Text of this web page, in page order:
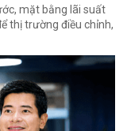
mặt bằng lãi suất
thị trường điều chỉnh,